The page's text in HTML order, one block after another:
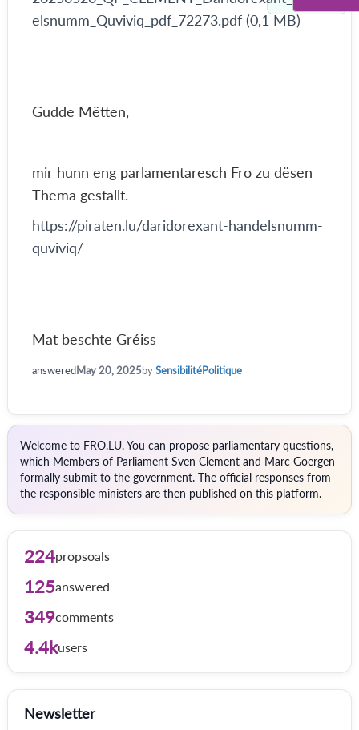
elsnumm_Quviviq_pdf_72273.pdf (0,1 MB)
Gudde Mëtten,
mir hunn eng parlamentaresch Fro zu dësen
Thema gestallt.
https://piraten.lu/daridorexant-handelsnumm-
quviviq/
Mat beschte Gréiss
answeredMay 20, 2025bySensibilitéPolitique
Welcome to FRO.LU. You can propose parliamentary questions,
which Members of Parliament Sven Clement and Marc Goergen
formally submit to the government. The official responses from
the responsible ministers are then published on this platform.
224propsoals
125answered
349comments
4.4kusers
Newsletter